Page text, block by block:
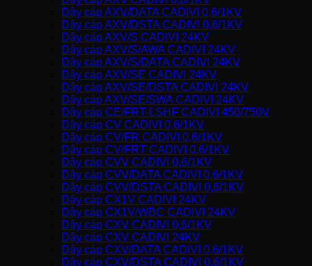
Dây cáp AXV/DATA CADIVI 0,6/1KV
Dây cáp AXV/DSTA CADIVI 0,6/1KV
Dây cáp AXV/S CADIVI 24KV
Dây cáp AXV/S/AWA CADIVI 24KV
Dây cáp AXV/S/DATA CADIVI 24KV
Dây cáp AXV/SE CADIVI 24KV
Dây cáp AXV/SE/DSTA CADIVI 24KV
Dây cáp AXV/SE/SWA CADIVI 24KV
Dây cáp CE/FRT-LSHF CADIVI 450/750V
Dây cáp CV CADIVI 0,6/1KV
Dây cáp CV/FR CADIVI 0,6/1KV
Dây cáp CV/FRT CADIVI 0,6/1KV
Dây cáp CVV CADIVI 0,6/1KV
Dây cáp CVV/DATA CADIVI 0,6/1KV
Dây cáp CVV/DSTA CADIVI 0,6/1KV
Dây cáp CX1V CADIVI 24KV
Dây cáp CX1V/WBC CADIVI 24KV
Dây cáp CXV CADIVI 0,6/1KV
Dây cáp CXV CADIVI 24KV
Dây cáp CXV/DATA CADIVI 0,6/1KV
Dây cáp CXV/DSTA CADIVI 0,6/1KV